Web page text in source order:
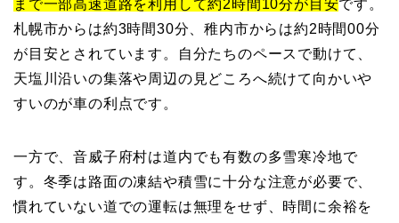
まで一部高速道路を利用して約2時間10分が目安です。
札幌市からは約3時間30分、稚内市からは約2時間00分
が目安とされています。自分たちのペースで動けて、
天塩川沿いの集落や周辺の見どころへ続けて向かいや
すいのが車の利点です。
一方で、音威子府村は道内でも有数の多雪寒冷地で
す。冬季は路面の凍結や積雪に十分な注意が必要で、
慣れていない道での運転は無理をせず、時間に余裕を